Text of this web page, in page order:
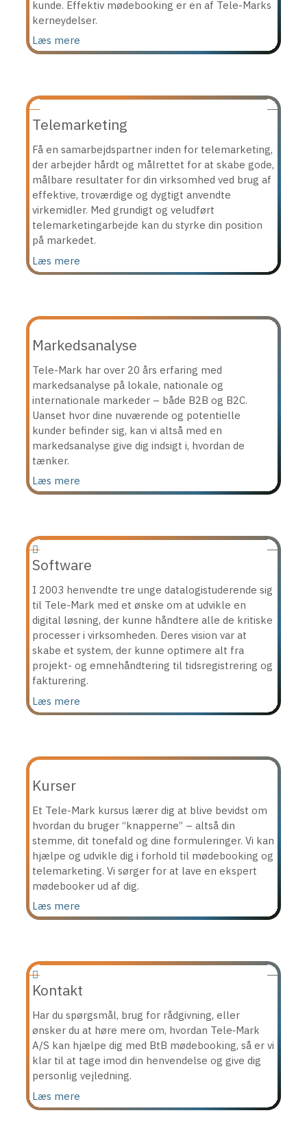
kunde. Effektiv mødebooking er en af Tele-Marks
kerneydelser.
Læs mere
Telemarketing
Få en samarbejdspartner inden for telemarketing,
der arbejder hårdt og målrettet for at skabe gode,
målbare resultater for din virksomhed ved brug af
effektive, troværdige og dygtigt anvendte
virkemidler. Med grundigt og veludført
telemarketingarbejde kan du styrke din position
på markedet.
Læs mere
Markedsanalyse
Tele-Mark har over 20 års erfaring med
markedsanalyse på lokale, nationale og
internationale markeder – både B2B og B2C.
Uanset hvor dine nuværende og potentielle
kunder befinder sig, kan vi altså med en
markedsanalyse give dig indsigt i, hvordan de
tænker.
Læs mere
Software
I 2003 henvendte tre unge datalogistuderende sig
til Tele-Mark med et ønske om at udvikle en
digital løsning, der kunne håndtere alle de kritiske
processer i virksomheden. Deres vision var at
skabe et system, der kunne optimere alt fra
projekt- og emnehåndtering til tidsregistrering og
fakturering.
Læs mere
Kurser
Et Tele-Mark kursus lærer dig at blive bevidst om
hvordan du bruger “knapperne” – altså din
stemme, dit tonefald og dine formuleringer. Vi kan
hjælpe og udvikle dig i forhold til mødebooking og
telemarketing. Vi sørger for at lave en ekspert
mødebooker ud af dig.
Læs mere
Kontakt
Har du spørgsmål, brug for rådgivning, eller
ønsker du at høre mere om, hvordan Tele‑Mark
A/S kan hjælpe dig med BtB mødebooking, så er vi
klar til at tage imod din henvendelse og give dig
personlig vejledning.
Læs mere